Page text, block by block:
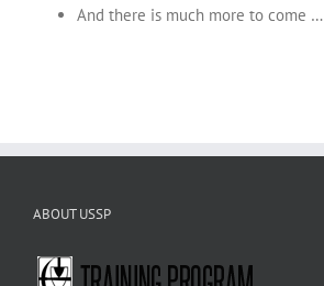
And there is much more to come …
ABOUT USSP